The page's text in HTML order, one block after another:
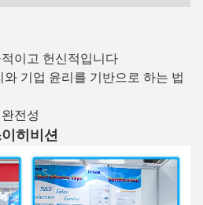
이고 헌신적입니다
기업 윤리를 기반으로 하는 법
전성
히비션